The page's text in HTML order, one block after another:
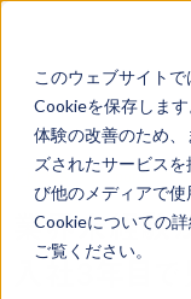
このウェブサイト
Cookieを保存しま
体験の改善のため
ズされたサービス
び他のメディアで
Cookieについての詳
ご覧ください。
NEWS Corporate
業界未経験
入社3年目